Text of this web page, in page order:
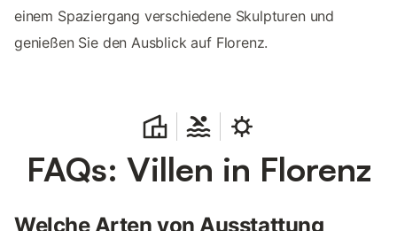
einem Spaziergang verschiedene Skulpturen und
genießen Sie den Ausblick auf Florenz.
FAQs: Villen in Florenz
Welche Arten von Ausstattung